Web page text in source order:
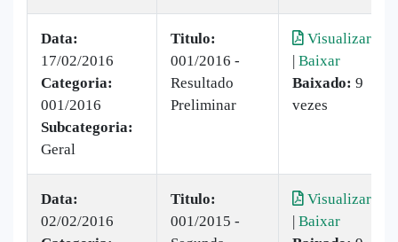
Data:
17/02/2016
Categoria:
001/2016
Subcategoria:
Geral
Titulo:
001/2016 -
Resultado
Preliminar
Visualizar
| Baixar
Baixado: 9
vezes
Data:
02/02/2016
Titulo:
001/2015 -
Visualizar
| Baixar